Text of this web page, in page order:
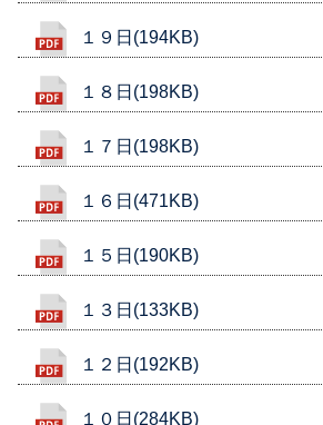
１９日(194KB)
１８日(198KB)
１７日(198KB)
１６日(471KB)
１５日(190KB)
１３日(133KB)
１２日(192KB)
１０日(284KB)